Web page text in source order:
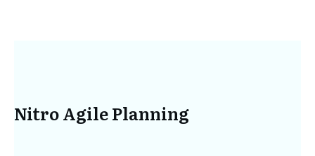
Nitro Agile Planning